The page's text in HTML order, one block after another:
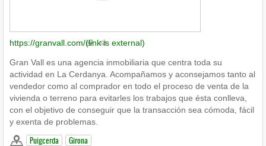
https://granvall.com/(link is external)
Gran Vall es una agencia inmobiliaria que centra toda su
actividad en La Cerdanya. Acompañamos y aconsejamos tanto al
vendedor como al comprador en todo el proceso de venta de la
vivienda o terreno para evitarles los trabajos que ésta conlleva,
con el objetivo de conseguir que la transacción sea cómoda, fácil
y exenta de problemas.
Puigcerda Girona